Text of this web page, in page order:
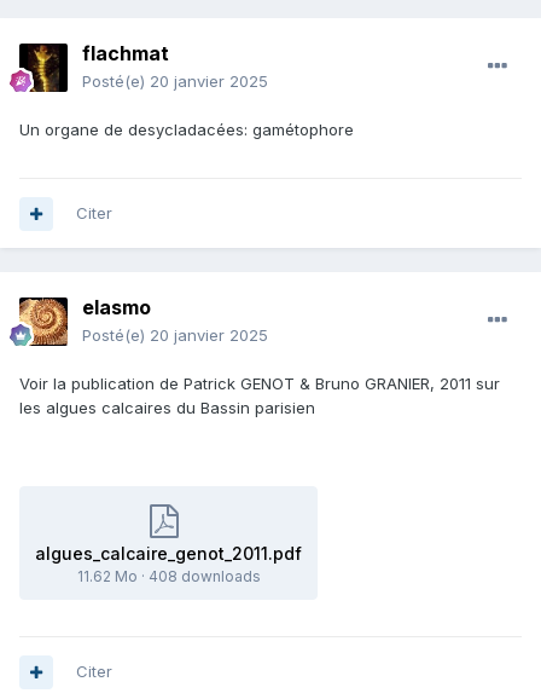
flachmat
Posté(e) 20 janvier 2025
Un organe de desycladacées: gamétophore
Citer
elasmo
Posté(e) 20 janvier 2025
Voir la publication de Patrick GENOT & Bruno GRANIER, 2011 sur
les algues calcaires du Bassin parisien
algues_calcaire_genot_2011.pdf
11.62 Mo · 408 downloads
Citer